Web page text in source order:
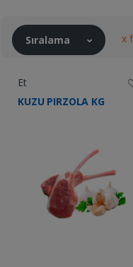
Sıralama x
Et
KUZU PIRZOLA KG